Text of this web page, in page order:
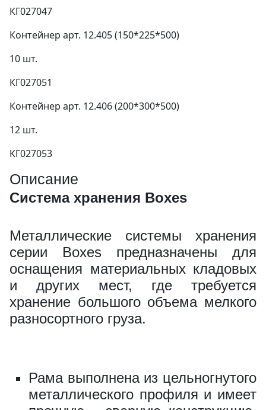
КГ027047
Контейнер арт. 12.405 (150*225*500)
10 шт.
КГ027051
Контейнер арт. 12.406 (200*300*500)
12 шт.
КГ027053
Описание
Система хранения Boxes
Металлические системы хранения
серии Boxes предназначены для
оснащения материальных кладовых
и других мест, где требуется
хранение большого объема мелкого
разносортного груза.
Рама выполнена из цельногнутого
металлического профиля и имеет